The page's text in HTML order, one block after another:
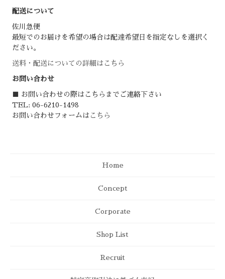
配送について
佐川急便
最短でのお届けを希望の場合は配達希望日を指定なしを選択く
ださい。
送料・配送についての詳細はこちら
お問い合わせ
■ お問い合わせの際はこちらまでご連絡下さい
TEL: 06-6210-1498
お問い合わせフォームは こちら
Home
Concept
Corporate
Shop List
Recruit